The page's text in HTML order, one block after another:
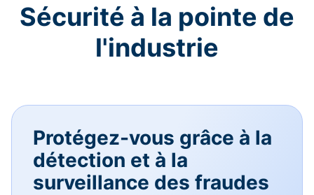
Sécurité à la pointe de
l'industrie
Protégez-vous grâce à la
détection et à la
surveillance des fraudes